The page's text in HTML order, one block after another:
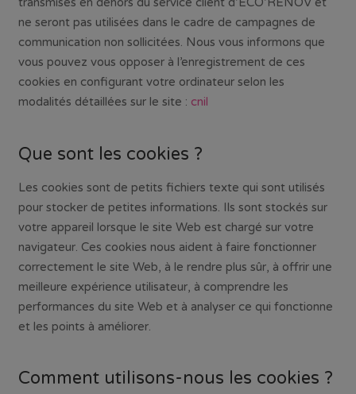
ne seront pas utilisées dans le cadre de campagnes de
communication non sollicitées. Nous vous informons que
vous pouvez vous opposer à l’enregistrement de ces
cookies en configurant votre ordinateur selon les
modalités détaillées sur le site : cnil
Que sont les cookies ?
Les cookies sont de petits fichiers texte qui sont utilisés
pour stocker de petites informations. Ils sont stockés sur
votre appareil lorsque le site Web est chargé sur votre
navigateur. Ces cookies nous aident à faire fonctionner
correctement le site Web, à le rendre plus sûr, à offrir une
meilleure expérience utilisateur, à comprendre les
performances du site Web et à analyser ce qui fonctionne
et les points à améliorer.
Comment utilisons-nous les cookies ?